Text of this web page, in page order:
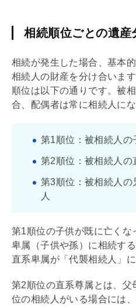
相続順位ごとの遺産
相続が発生した場合、基本
相続人の財産を分け合いま
順位は以下の通りです。被
合、配偶者は常に相続人にな
第1順位：被相続人の
第2順位：被相続人の
第3順位：被相続人の
人
第1順位の子供が既に亡くな
卑属（子供や孫）に相続す
直系卑属が「代襲相続人」に
第2順位の直系尊属とは、父
位の相続人がいる場合には